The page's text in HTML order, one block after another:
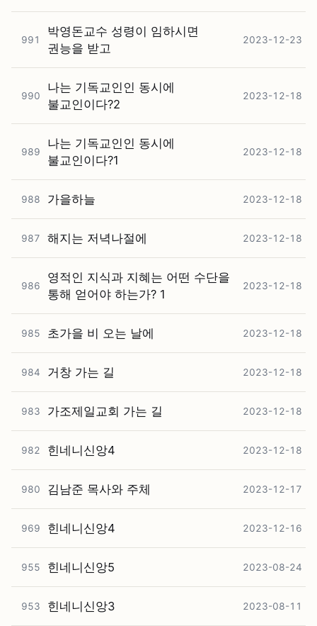
991
박영돈교수 성령이 임하시면
권능을 받고
2023-12-23
990
나는 기독교인인 동시에
불교인이다?2
2023-12-18
989
나는 기독교인인 동시에
불교인이다?1
2023-12-18
988 가을하늘 2023-12-18
987 해지는 저녁나절에 2023-12-18
986
영적인 지식과 지혜는 어떤 수단을
통해 얻어야 하는가? 1
2023-12-18
985 초가을 비 오는 날에 2023-12-18
984 거창 가는 길 2023-12-18
983 가조제일교회 가는 길 2023-12-18
982 힌네니신앙4 2023-12-18
980 김남준 목사와 주체 2023-12-17
969 힌네니신앙4 2023-12-16
955 힌네니신앙5 2023-08-24
953 힌네니신앙3 2023-08-11